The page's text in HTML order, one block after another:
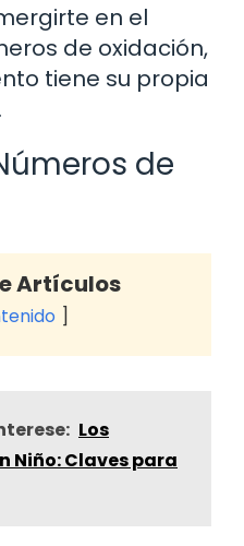
en el
de oxidación,
tiene su propia
de
Artículos
Los
Niño: Claves para